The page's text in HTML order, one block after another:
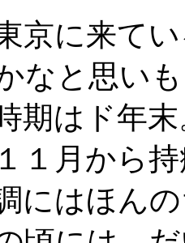
京に来て
なと思い
期はド年
１月から
にはほん